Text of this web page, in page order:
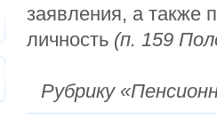
заявления, а также
личность (п. 159
Рубрику